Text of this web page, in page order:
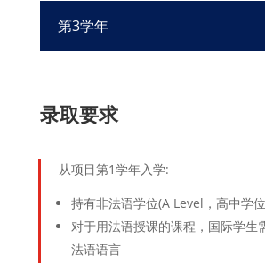
第3学年
录取要求
从项目第1学年入学:
持有非法语学位(A Level，高中学
对于用法语授课的课程，国际学生
法语语言